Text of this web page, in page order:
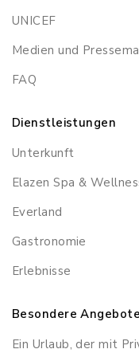
UNICEF
Medien und
FAQ
Dienstleistungen
Unterkunft
Elazen Spa &
Everland
Gastronomie
Erlebnisse
Besondere Angebote
Ein Urlaub, der mit